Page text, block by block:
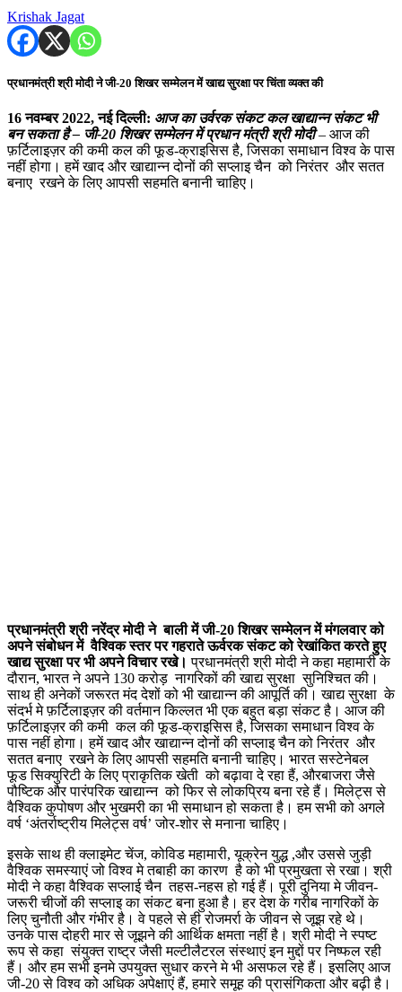
Krishak Jagat
प्रधानमंत्री श्री मोदी ने जी-20 शिखर सम्मेलन में खाद्य सुरक्षा पर चिंता व्यक्त की
16 नवम्बर 2022, नई दिल्ली: आज का उर्वरक संकट कल खाद्यान्न संकट भी
बन सकता है – जी-20 शिखर सम्मेलन में प्रधान मंत्री श्री मोदी– आज की
फ़र्टिलाइज़र की कमी कल की फूड-क्राइसिस है, जिसका समाधान विश्व के पास
नहीं होगा। हमें खाद और खाद्यान्न दोनों की सप्लाइ चैन को निरंतर और सतत
बनाए रखने के लिए आपसी सहमति बनानी चाहिए।
प्रधानमंत्री श्री नरेंद्र मोदी ने बाली में जी-20 शिखर सम्मेलन में मंगलवार को
अपने संबोधन में वैश्विक स्तर पर गहराते ऊर्वरक संकट को रेखांकित करते हुए
खाद्य सुरक्षा पर भी अपने विचार रखे। प्रधानमंत्री श्री मोदी ने कहा महामारी के
दौरान, भारत ने अपने 130 करोड़ नागरिकों की खाद्य सुरक्षा सुनिश्चित की।
साथ ही अनेकों जरूरत मंद देशों को भी खाद्यान्न की आपूर्ति की। खाद्य सुरक्षा के
संदर्भ मे फ़र्टिलाइज़र की वर्तमान किल्लत भी एक बहुत बड़ा संकट है। आज की
फ़र्टिलाइज़र की कमी कल की फूड-क्राइसिस है, जिसका समाधान विश्व के
पास नहीं होगा। हमें खाद और खाद्यान्न दोनों की सप्लाइ चैन को निरंतर और
सतत बनाए रखने के लिए आपसी सहमति बनानी चाहिए। भारत सस्टेनेबल
फूड सिक्युरिटी के लिए प्राकृतिक खेती को बढ़ावा दे रहा हैं, औरबाजरा जैसे
पौष्टिक और पारंपरिक खाद्यान्न को फिर से लोकप्रिय बना रहे हैं। मिलेट्स से
वैश्विक कुपोषण और भुखमरी का भी समाधान हो सकता है। हम सभी को अगले
वर्ष ‘अंतर्राष्ट्रीय मिलेट्स वर्ष’ जोर-शोर से मनाना चाहिए।
इसके साथ ही क्लाइमेट चेंज, कोविड महामारी, यूक्रेन युद्ध ,और उससे जुड़ी
वैश्विक समस्याएं जो विश्व मे तबाही का कारण है को भी प्रमुखता से रखा। श्री
मोदी ने कहा वैश्विक सप्लाई चैन तहस-नहस हो गई हैं। पूरी दुनिया मे जीवन-
जरूरी चीजों की सप्लाइ का संकट बना हुआ है। हर देश के गरीब नागरिकों के
लिए चुनौती और गंभीर है। वे पहले से ही रोजमर्रा के जीवन से जूझ रहे थे।
उनके पास दोहरी मार से जूझने की आर्थिक क्षमता नहीं है। श्री मोदी ने स्पष्ट
रूप से कहा संयुक्त राष्ट्र जैसी मल्टीलैटरल संस्थाएं इन मुद्दों पर निष्फल रही
हैं। और हम सभी इनमे उपयुक्त सुधार करने मे भी असफल रहे हैं। इसलिए आज
जी-20 से विश्व को अधिक अपेक्षाएं हैं, हमारे समूह की प्रासंगिकता और बढ़ी है।